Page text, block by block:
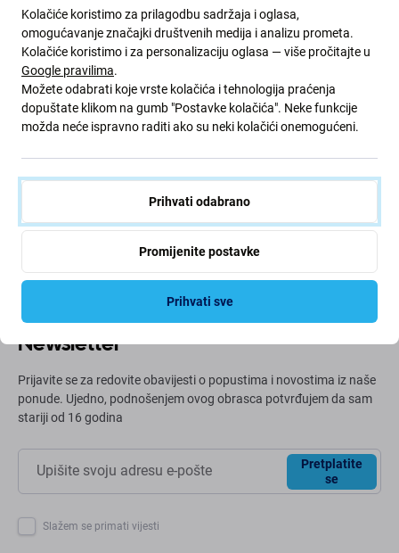
Zeleni put
Neprestano poboljšavamo svoj ugljični otisak kako bismo
zaštitili naš planet. Pročitajte više o tome kako
trag.
Više info
Newsletter
Prijavite se za redovite obavijesti o popustima i novostima iz naše
ponude. Ujedno, podnošenjem ovog obrasca potvrđujem da sam
stariji od 16 godina
Pretplatite
se
Slažem se primati vijesti
Kolačiće koristimo za prilagodbu sadržaja i oglasa,
omogućavanje značajki društvenih medija i analizu prometa.
Kolačiće koristimo i za personalizaciju oglasa — više pročitajte u
Google pravilima.
Možete odabrati koje vrste kolačića i tehnologija praćenja
dopuštate klikom na gumb "Postavke kolačića". Neke funkcije
možda neće ispravno raditi ako su neki kolačići onemogućeni.
Prihvati odabrano
Promijenite postavke
Prihvati sve